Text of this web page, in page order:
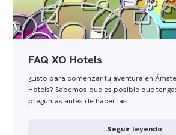
FAQ XO Hotels
¿Listo para comenzar tu aventura en
Hotels? Sabemos que es posible que
preguntas antes de hacer las …
Seguir leyendo